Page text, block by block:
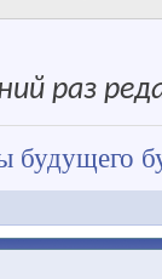
раз
будущего